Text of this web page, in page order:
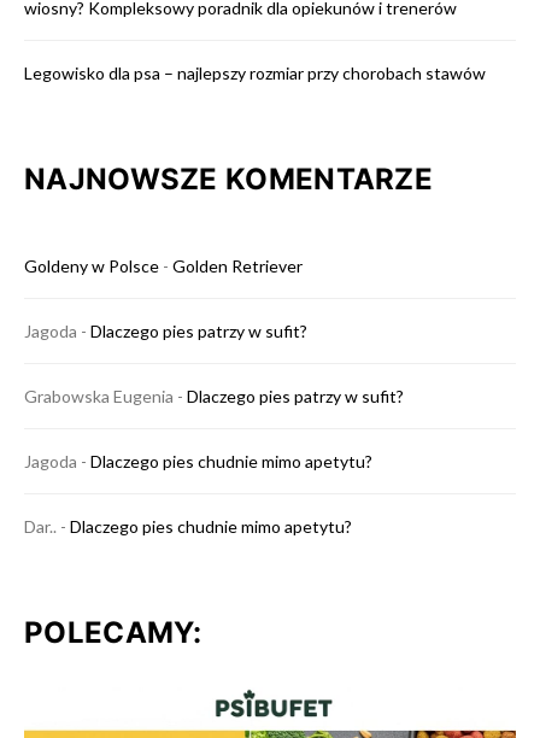
wiosny? Kompleksowy poradnik dla opiekunów i trenerów
Legowisko dla psa – najlepszy rozmiar przy chorobach stawów
NAJNOWSZE KOMENTARZE
Goldeny w Polsce - Golden Retriever
Jagoda - Dlaczego pies patrzy w sufit?
Grabowska Eugenia - Dlaczego pies patrzy w sufit?
Jagoda - Dlaczego pies chudnie mimo apetytu?
Dar.. - Dlaczego pies chudnie mimo apetytu?
POLECAMY: